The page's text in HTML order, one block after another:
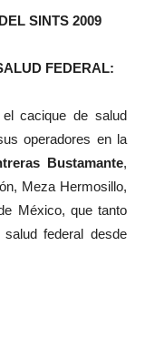
SINTS 2009
FEDERAL:
cacique de salud
operadores en la
Bustamante,
Meza Hermosillo,
México, que tanto
federal desde